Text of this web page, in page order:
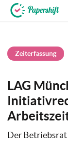
Zeiterfassung
LAG
Der